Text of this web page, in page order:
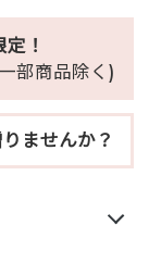
！
部商品除く)
ませんか？